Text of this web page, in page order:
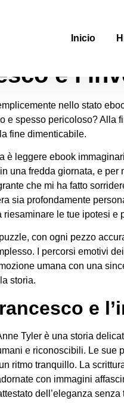
Inicio
e
e
nello stato
e spesso pericoloso? Alla
fine dimenticabile.
è leggere ebook
una fredda giornata, e
che mi ha fatto
sia profondamente
riesaminare le tue ipotesi e
con ogni pezzo
I percorsi emotivi
umana con una
storia.
e
Tyler è una storia
e riconoscibili. Le sue
ritmo tranquillo. La
con immagini
dell’eleganza